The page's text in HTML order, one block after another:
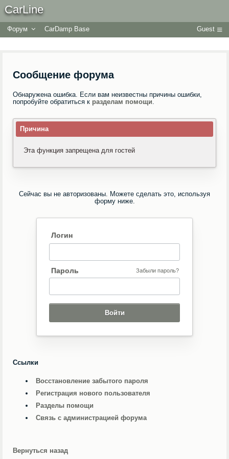
CarLine
Форум CarDamp Base Guest
Сообщение форума
Обнаружена ошибка. Если вам неизвестны причины ошибки,
попробуйте обратиться к разделам помощи.
Причина
Эта функция запрещена для гостей
Сейчас вы не авторизованы. Можете сделать это, используя
форму ниже.
Логин
Пароль Забыли пароль?
Ссылки
Восстановление забытого пароля
Регистрация нового пользователя
Разделы помощи
Связь с администрацией форума
Вернуться назад